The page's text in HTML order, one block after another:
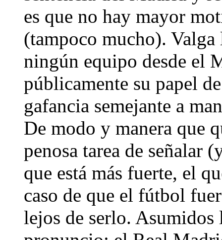
es que no hay mayor
(tampoco mucho).
ningún equipo desde el
públicamente su papel
gafancia semejante a
De modo y manera que
penosa tarea de señalar
que está más fuerte, el
caso de que el fútbol
lejos de serlo. Asumidos